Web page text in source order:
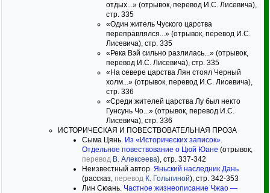
отдых...» (отрывок, перевод И.С. Лисевича),
стр. 335
«Один житель Чуского царства
переправлялся...» (отрывок, перевод И.С.
Лисевича), стр. 335
«Река Вэй сильно разлилась...» (отрывок,
перевод И.С. Лисевича), стр. 335
«На севере царства Лян стоял Черный
холм...» (отрывок, перевод И.С. Лисевича),
стр. 336
«Среди жителей царства Лу был некто
Гунсунь Чо...» (отрывок, перевод И.С.
Лисевича), стр. 336
ИСТОРИЧЕСКАЯ И ПОВЕСТВОВАТЕЛЬНАЯ ПРОЗА
Сыма Цянь. Из «Исторических записок».
Отдельное повествование о Цюй Юане (отрывок,
перевод В. Алексеева), стр. 337-342
Неизвестный автор. Яньский наследник Дань
(рассказ, перевод К. Голыгиной), стр. 342-353
Лин Сюань. Частное жизнеописание Чжао —